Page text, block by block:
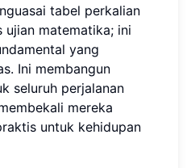
tabel perkalian
ujian matematika; ini
yang
Ini membangun
seluruh perjalanan
mereka
untuk kehidupan